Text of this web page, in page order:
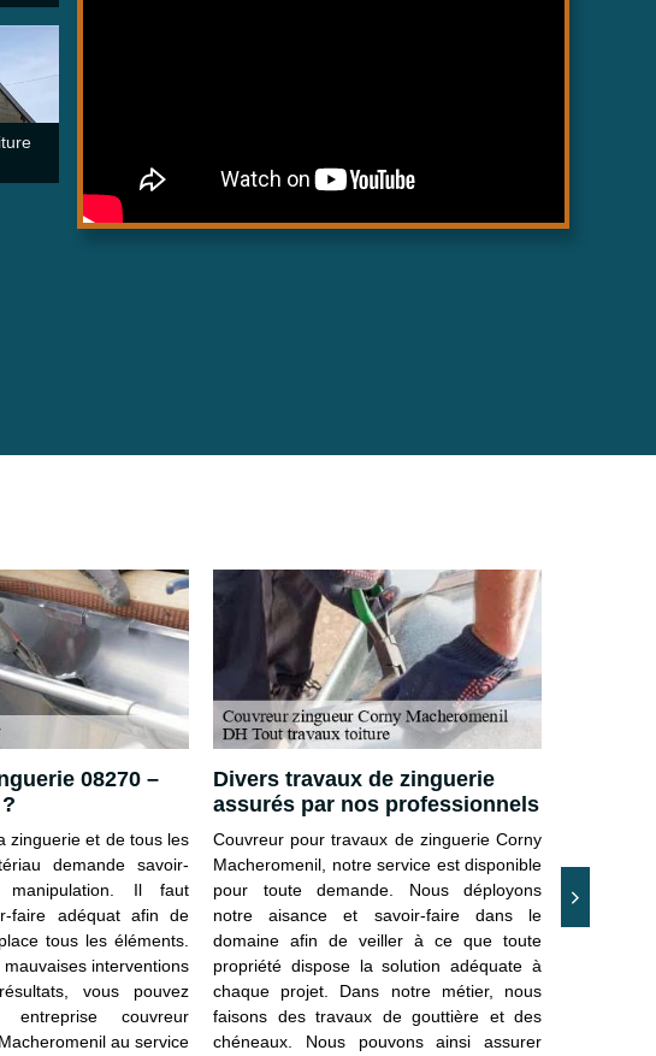
08270 –
zinguerie et de tous les
demande savoir-
Il faut
faire adéquat afin de
tous les éléments.
interventions
vous pouvez
entreprise couvreur
au service
Divers travaux de zinguerie
assurés par nos professionnels
Couvreur pour travaux de zinguerie Corny
Macheromenil, notre service est disponible
pour toute demande. Nous déployons
notre aisance et savoir-faire dans le
domaine afin de veiller à ce que toute
propriété dispose la solution adéquate à
chaque projet. Dans notre métier, nous
faisons des travaux de gouttière et des
chéneaux. Nous pouvons ainsi assurer
réaliser,
par un